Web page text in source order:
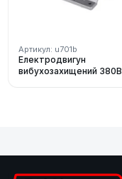
Артикул: u701b
Електродвигун
вибухозахищений 380В